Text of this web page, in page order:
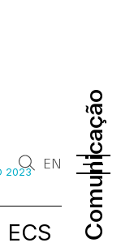
Comunicação
Comunicação
EN
2023